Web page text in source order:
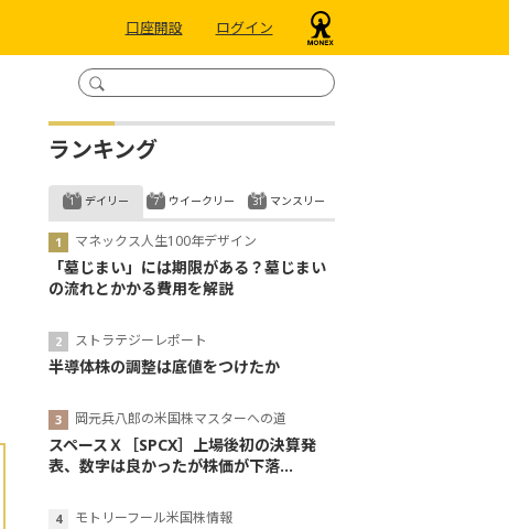
口座開設 ログイン
ランキング
デイリー
マネックス人生100年デザイン
「墓じまい」には期限がある？墓じまい
の流れとかかる費用を解説
ストラテジーレポート
半導体株の調整は底値をつけたか
岡元兵八郎の米国株マスターへの道
スペースＸ［SPCX］上場後初の決算発
表、数字は良かったが株価が下落...
モトリーフール米国株情報
ウイークリー マンスリー